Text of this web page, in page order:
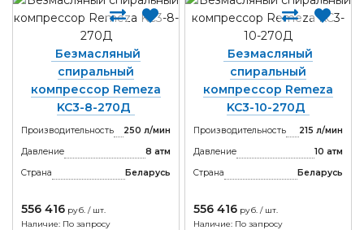
Безмасляный
спиральный
компрессор Remeza
KC3-8-270Д
Производительность
250 л/мин
Давление
8 атм
Страна
Беларусь
556 416 руб. / шт.
Наличие: По запросу
Безмасляный
спиральный
компрессор Remeza
KC3-10-270Д
Производительность
215 л/мин
Давление
10 атм
Страна
Беларусь
556 416 руб. / шт.
Наличие: По запросу